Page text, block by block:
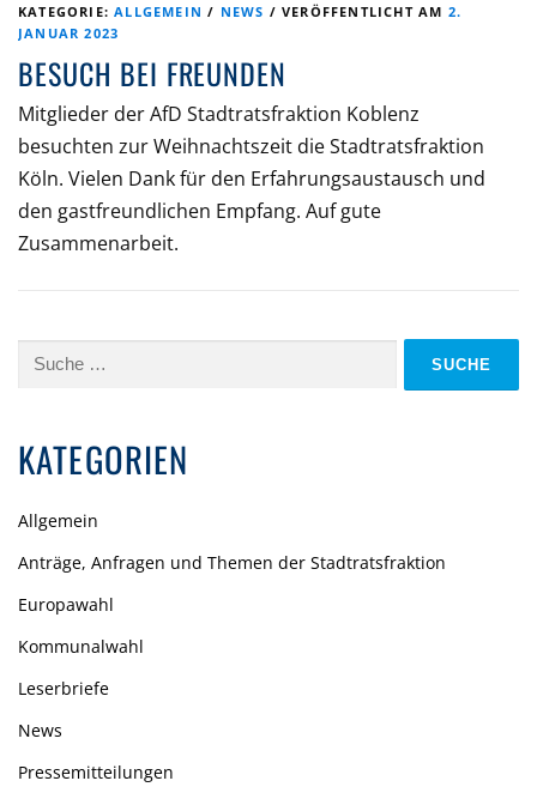
KATEGORIE:ALLGEMEIN / NEWS /VERÖFFENTLICHT AM 2.
JANUAR 2023
BESUCH BEI FREUNDEN
Mitglieder der AfD Stadtratsfraktion Koblenz
besuchten zur Weihnachtszeit die Stadtratsfraktion
Köln. Vielen Dank für den Erfahrungsaustausch und
den gastfreundlichen Empfang. Auf gute
Zusammenarbeit.
Suche
KATEGORIEN
Allgemein
Anträge, Anfragen und Themen der Stadtratsfraktion
Europawahl
Kommunalwahl
Leserbriefe
News
Pressemitteilungen